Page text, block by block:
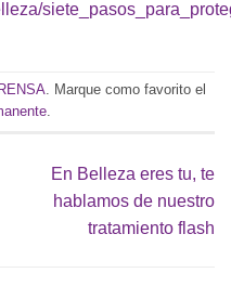
. Marque como favorito el
.
En Belleza eres tu, te
hablamos de nuestro
tratamiento flash